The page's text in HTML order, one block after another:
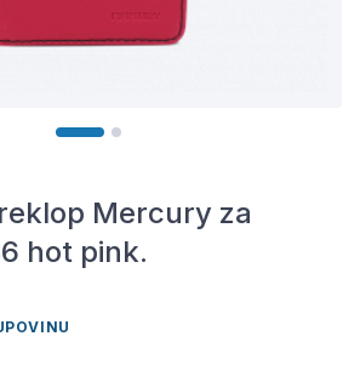
Mercury za
hot pink.